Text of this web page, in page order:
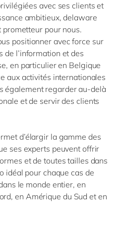
avec ses clients et
ambitieux, delaware
pour nous.
positionner avec force sur
de l’information et des
en particulier en Belgique
aux activités internationales
également regarder au-delà
et de servir des clients
d’élargir la gamme des
ses experts peuvent offrir
et de toutes tailles dans
idéal pour chaque cas de
le monde entier, en
en Amérique du Sud et en